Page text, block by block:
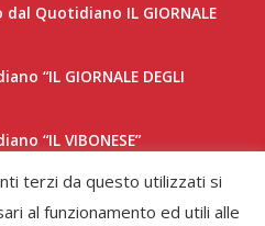
Quotidiano IL GIORNALE
“IL GIORNALE DEGLI
“IL VIBONESE”
“LA NUOVA SARDEGNA”
terzi da questo utilizzati si
al funzionamento ed utili alle